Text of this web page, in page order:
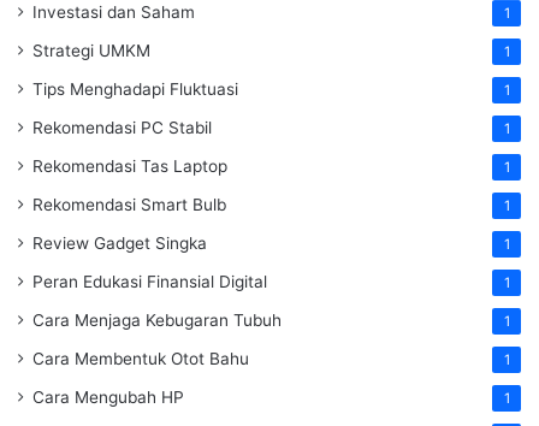
Investasi dan Saham 1
Strategi UMKM 1
Tips Menghadapi Fluktuasi 1
Rekomendasi PC Stabil 1
Rekomendasi Tas Laptop 1
Rekomendasi Smart Bulb 1
Review Gadget Singka 1
Peran Edukasi Finansial Digital 1
Cara Menjaga Kebugaran Tubuh 1
Cara Membentuk Otot Bahu 1
Cara Mengubah HP 1